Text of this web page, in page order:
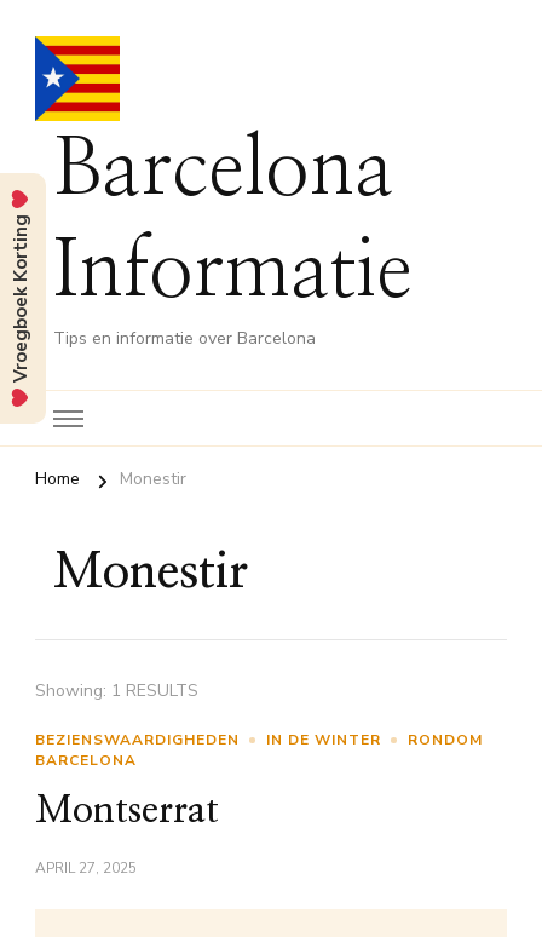
Barcelona
Informatie
Tips en informatie over Barcelona
Home Monestir
Monestir
Showing: 1 RESULTS
BEZIENSWAARDIGHEDEN IN DE WINTER
RONDOM
BARCELONA
Montserrat
APRIL 27, 2025
Vroegboek Korting